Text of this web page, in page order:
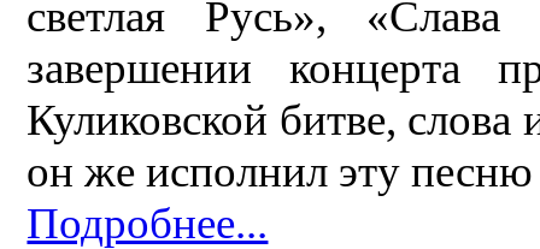
светлая Русь»,
завершении концерта
Куликовской битве,
он же исполнил эту
Подробнее...